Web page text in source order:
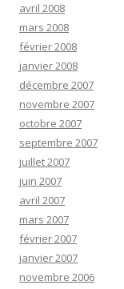
avril 2008
mars 2008
février 2008
janvier 2008
décembre 2007
novembre 2007
octobre 2007
septembre 2007
juillet 2007
juin 2007
avril 2007
mars 2007
février 2007
janvier 2007
novembre 2006